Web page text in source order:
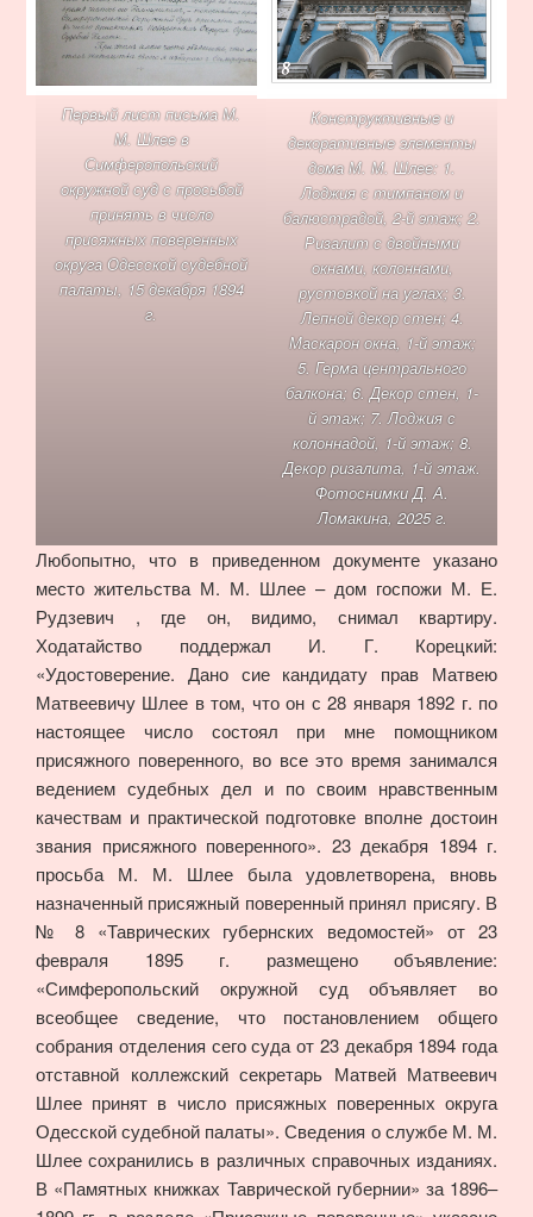
Первый лист письма М.
М. Шлее в
Симферопольский
окружной суд с просьбой
принять в число
присяжных поверенных
округа Одесской судебной
палаты, 15 декабря 1894
г.
Конструктивные и
декоративные элементы
дома М. М. Шлее: 1.
Лоджия с тимпаном и
балюстрадой, 2-й этаж; 2.
Ризалит с двойными
окнами, колоннами,
рустовкой на углах; 3.
Лепной декор стен; 4.
Маскарон окна, 1-й этаж;
5. Герма центрального
балкона; 6. Декор стен, 1-
й этаж; 7. Лоджия с
колоннадой, 1-й этаж; 8.
Декор ризалита, 1-й этаж.
Фотоснимки Д. А.
Ломакина, 2025 г.
Любопытно, что в приведенном документе указано
место жительства М. М. Шлее – дом госпожи М. Е.
Рудзевич , где он, видимо, снимал квартиру.
Ходатайство поддержал И. Г. Корецкий:
«Удостоверение. Дано сие кандидату прав Матвею
Матвеевичу Шлее в том, что он с 28 января 1892 г. по
настоящее число состоял при мне помощником
присяжного поверенного, во все это время занимался
ведением судебных дел и по своим нравственным
качествам и практической подготовке вполне достоин
звания присяжного поверенного». 23 декабря 1894 г.
просьба М. М. Шлее была удовлетворена, вновь
назначенный присяжный поверенный принял присягу. В
№ 8 «Таврических губернских ведомостей» от 23
февраля 1895 г. размещено объявление:
«Симферопольский окружной суд объявляет во
всеобщее сведение, что постановлением общего
собрания отделения сего суда от 23 декабря 1894 года
отставной коллежский секретарь Матвей Матвеевич
Шлее принят в число присяжных поверенных округа
Одесской судебной палаты». Сведения о службе М. М.
Шлее сохранились в различных справочных изданиях.
В «Памятных книжках Таврической губернии» за 1896–